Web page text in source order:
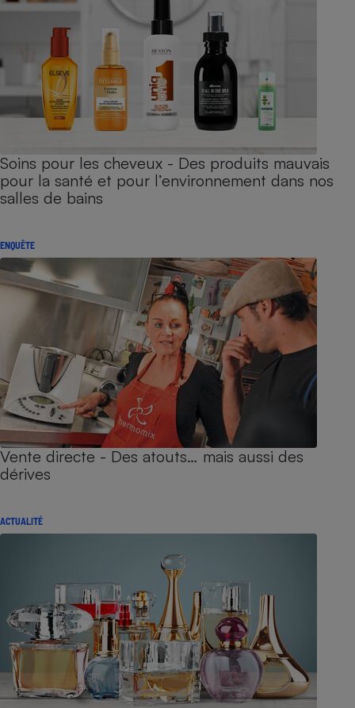
Soins pour les cheveux - Des produits mauvais
pour la santé et pour l’environnement dans nos
salles de bains
ENQUÊTE
Vente directe - Des atouts… mais aussi des
dérives
ACTUALITÉ